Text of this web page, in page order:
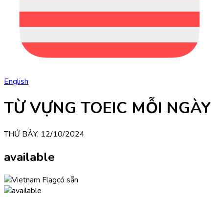
English
TỪ VỰNG TOEIC MỖI NGÀY
THỨ BẢY, 12/10/2024
available
có sẵn